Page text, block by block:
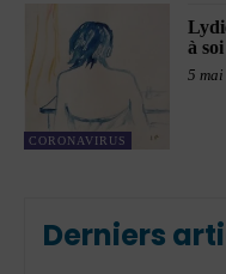
CORONAVIRUS
à soi
5
Derniers